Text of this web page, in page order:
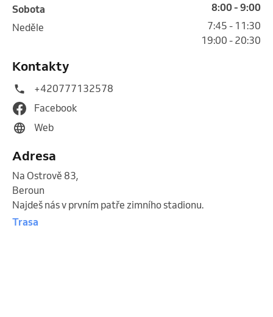
sobota
8:00 - 9:00
neděle
7:45 - 11:30
19:00 - 20:30
Kontakty
+420777132578
Facebook
Web
Adresa
Na Ostrově 83,
Beroun
Najdeš nás v prvním patře zimního stadionu.
Trasa